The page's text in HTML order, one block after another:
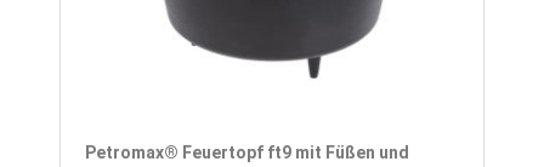
Petromax® Feuertopf ft9 mit Füßen und